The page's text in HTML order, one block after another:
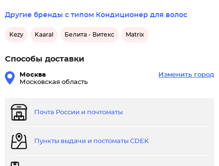
Другие бренды с типом Кондиционер для волос
Kezy Kaaral Белита - Витекс Matrix
Способы доставки
Москва
Московская область
Изменить город
Почта России и почтоматы
Пункты выдачи и постоматы CDEK